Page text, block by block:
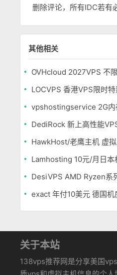
删除评论，所有IDC若有
其他相关
OVHcloud 2027VPS 不
vpshostingservice 2G
Lamhosting 10元/月日本
exact 年付10美元 德国机
关于本站
138vps推荐网是分享美国